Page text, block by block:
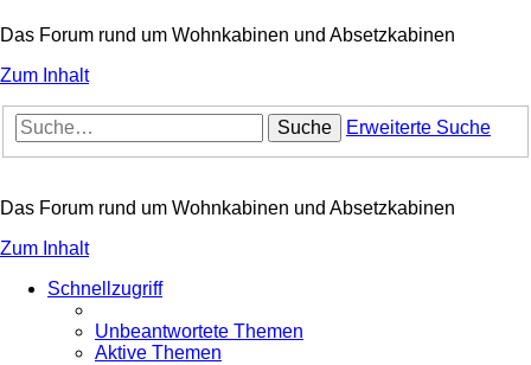
Das Forum rund um Wohnkabinen und Absetzkabinen
Zum Inhalt
Suche Erweiterte Suche
Das Forum rund um Wohnkabinen und Absetzkabinen
Zum Inhalt
Schnellzugriff
Unbeantwortete Themen
Aktive Themen